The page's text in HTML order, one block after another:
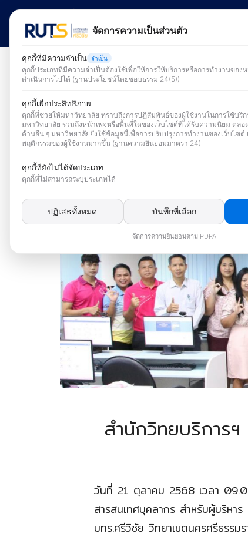
Skip
content
สำนักวิทยบริการฯ
วันที่ 21 ตุลาคม 2568 เวลา
สารสนเทศบุคลากร สำหรับผู้บริห
มทร.ศรีวิชัย วิทยาเขตนครศรีธรรม
จัดการความเป็นส่วนตัว
คุกกี้ที่มีความจำเป็น จำเป็น
คุกกี้ประเภทที่มีความจำเป็นต้องใช้เพื่อให้การให้บริการหรือการทำงานของ
ดำเนินการไปได้ (ฐานประโยชน์โดยชอบธรรม 24(5))
คุกกี้เพื่อประสิทธิภาพ
คุกกี้ที่ช่วยให้มหาวิทยาลัย ทราบถึงการปฏิสัมพันธ์ของผู้ใช้งานในการใช้บริก
มหาวิทยาลัย รวมถึงหน้าเพจหรือพื้นที่ใดของเว็บไซต์ที่ได้รับความนิยม ตลอ
ด้านอื่น ๆ มหาวิทยาลัยยังใช้ข้อมูลนี้เพื่อการปรับปรุงการทำงานของเว็บไซต์
พฤติกรรมของผู้ใช้งานมากขึ้น (ฐานความยินยอมมาตรา 24)
คุกกี้ที่ยังไม่ได้จัดประเภท
คุกกี้ที่ไม่สามารถระบุประเภทได้
ปฏิเสธทั้งหมด บันทึกที่เลือก
จัดการความยินยอมตาม PDPA